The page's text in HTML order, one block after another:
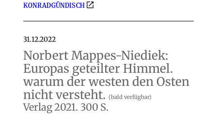
KONRAD GÜNDISCH
31.12.2022
Norbert Mappes-Niediek:
Europas geteilter Himmel.
warum der westen den Osten
nicht versteht. (bald verfügbar)
Verlag 2021. 300 S.